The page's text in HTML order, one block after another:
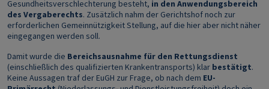
Gesundheitsverschlechterung besteht, in den Anwendungsbereich
des Vergaberechts. Zusätzlich nahm der Gerichtshof noch zur
erforderlichen Gemeinnützigkeit Stellung, auf die hier aber nicht näher
eingegangen werden soll.
Damit wurde die Bereichsausnahme für den Rettungsdienst
(einschließlich des qualifizierten Krankentransports) klar bestätigt.
Keine Aussagen traf der EuGH zur Frage, ob nach dem EU-